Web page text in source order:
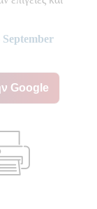
September
Google